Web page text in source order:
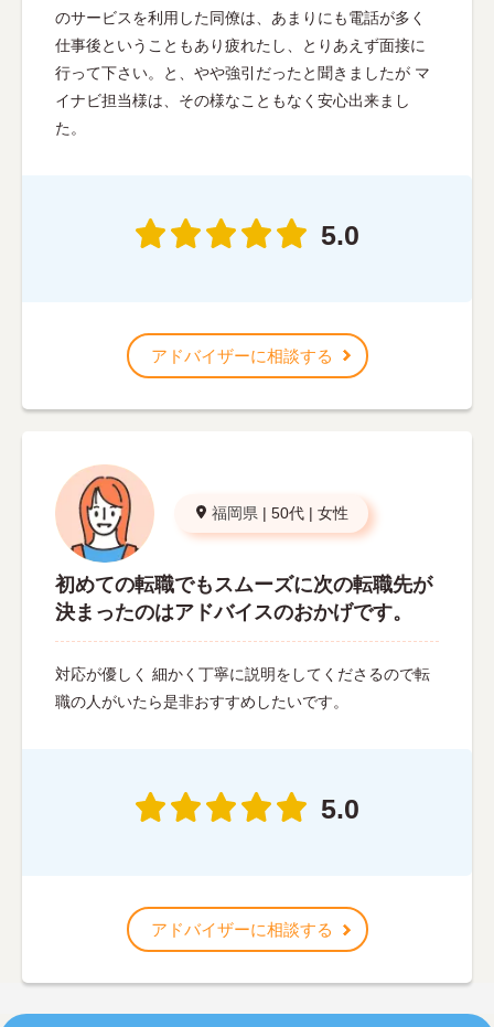
のサービスを利用した同僚は、あまりにも電話が多く
仕事後ということもあり疲れたし、とりあえず面接に
行って下さい。と、やや強引だったと聞きましたが マ
イナビ担当様は、その様なこともなく安心出来まし
た。
5.0
アドバイザーに相談する
福岡県 | 50代 | 女性
初めての転職でもスムーズに次の転職先が
決まったのはアドバイスのおかげです。
対応が優しく 細かく丁寧に説明をしてくださるので転
職の人がいたら是非おすすめしたいです。
5.0
アドバイザーに相談する